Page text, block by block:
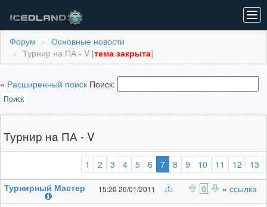
Форум
Основные новости
Турнир на ПА - V [тема закрыта]
» Расширенный поиcк Поиск:
Поиск
Турнир на ПА - V
1 2 3 4 5 6 7(выбранная)
8 9 10 11 12
13
Турнирный Мастер
15:20 20/01/2011 0 » ссылка